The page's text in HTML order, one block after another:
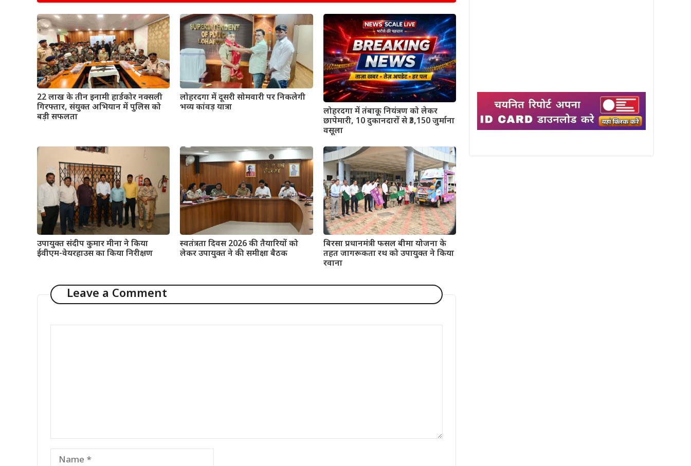
22 लाख के तीन इनामी हार्डकोर नक्सली
गिरफ्तार, संयुक्त अभियान में पुलिस को
बड़ी सफलता
लोहरदगा में दूसरी सोमवारी पर निकलेगी
भव्य कांवड़ यात्रा
लोहरदगा में तंबाकू नियंत्रण को लेकर
छापेमारी, 10 दुकानदारों से ₹3,150 जुर्माना
वसूला
उपायुक्त संदीप कुमार मीना ने किया
ईवीएम-वेयरहाउस का किया निरीक्षण
स्वतंत्रता दिवस 2026 की तैयारियों को
लेकर उपायुक्त ने की समीक्षा बैठक
बिरसा प्रधानमंत्री फसल बीमा योजना के
तहत जागरूकता रथ को उपायुक्त ने किया
रवाना
Leave a Comment
Name